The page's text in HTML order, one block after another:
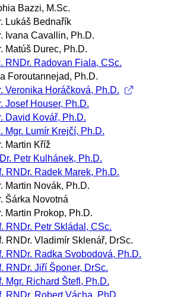
Bazzi, M.Sc.
Lukáš Bednařík
Ivana Cavallin, Ph.D.
Matúš Durec, Ph.D.
RNDr. Radovan Fiala, CSc.
Foroutannejad, Ph.D.
Veronika Horáčková, Ph.D.
Josef Houser, Ph.D.
David Kovář, Ph.D.
Mgr. Lumír Krejčí, Ph.D.
Martin Kříž
Petr Kulhánek, Ph.D.
RNDr. Radek Marek, Ph.D.
Martin Novák, Ph.D.
Šárka Novotná
Martin Prokop, Ph.D.
RNDr. Petr Skládal, CSc.
RNDr. Vladimír Sklenář, DrSc.
RNDr. Radka Svobodová, Ph.D.
RNDr. Jiří Šponer, DrSc.
Mgr. Richard Štefl, Ph.D.
RNDr. Robert Vácha, PhD.